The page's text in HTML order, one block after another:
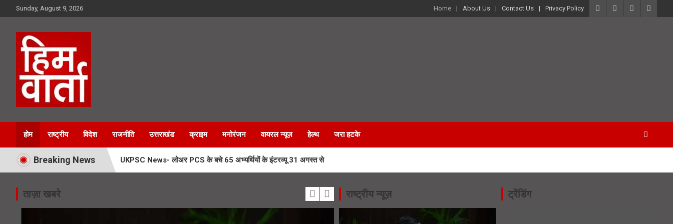
to
Sunday, August 9, 2026 Home About Us Contact Us Privacy Policy
Him Varta
होम राष्ट्रीय विदेश राजनीति उत्तराखंड क्राइम मनोरंजन वायरल न्यूज़ हेल्थ जरा हटके
Breaking News UKPSC News- लोअर PCS के बचे 65 अभ्यर्थियों के इंटरव्यू 31 अगस्त से
Flying Car Almora- बिना डिग्री इंटरनेट से सीखकर बनाई हवा में उड़ने वाली कार
ताज़ा खबरे राष्ट्रीय न्यूज़ ट्रेंडिंग